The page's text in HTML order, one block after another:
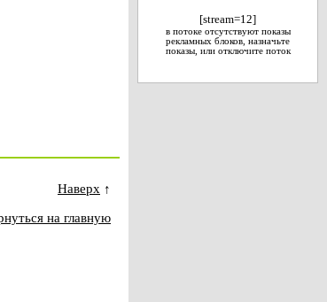
Наверх ↑
на главную
[stream=12]
в потоке отсутствуют показы
рекламных блоков, назначьте
показы, или отключите поток